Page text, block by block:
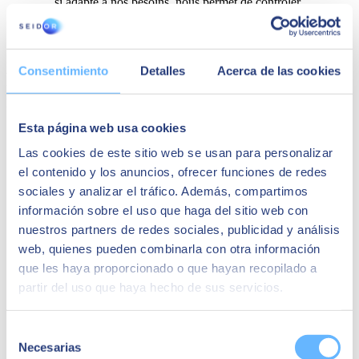
Consentimiento Detalles Acerca de las cookies
Esta página web usa cookies
Las cookies de este sitio web se usan para personalizar
el contenido y los anuncios, ofrecer funciones de redes
sociales y analizar el tráfico. Además, compartimos
información sobre el uso que haga del sitio web con
nuestros partners de redes sociales, publicidad y análisis
web, quienes pueden combinarla con otra información
que les haya proporcionado o que hayan recopilado a
partir del uso que haya hecho de sus servicios.
Necesarias
l'exécution du projet de bout en bout”. Nos unités
commerciales sont toutes connectées dans un seul
Peut-être que cela pourrait vous
intéresser